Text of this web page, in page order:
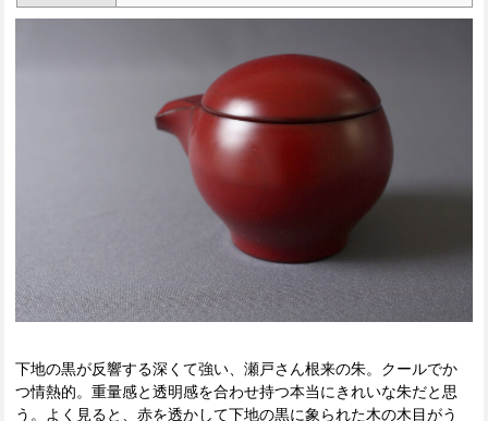
下地の黒が反響する深くて強い、瀬戸さん根来の朱。クールでか
つ情熱的。重量感と透明感を合わせ持つ本当にきれいな朱だと思
う。よく見ると、赤を透かして下地の黒に象られた木の木目がう